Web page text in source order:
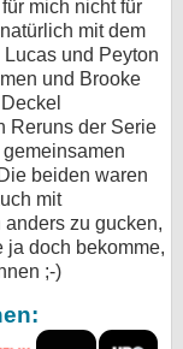
mich nicht für
mit dem
und Peyton
und Brooke
Reruns der Serie
beiden waren
mit
zu gucken,
doch bekomme,
;-)